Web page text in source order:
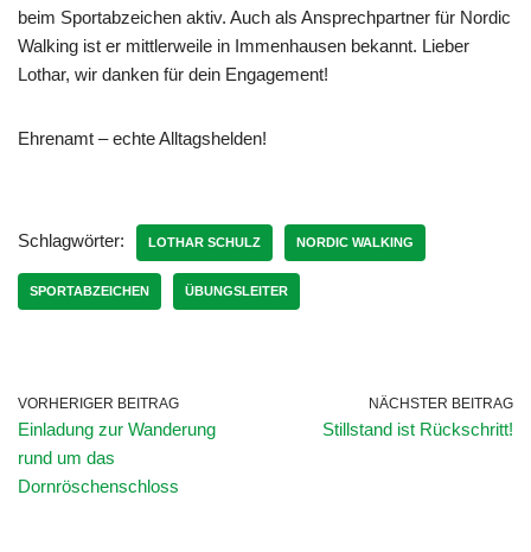
beim Sportabzeichen aktiv. Auch als Ansprechpartner für Nordic
Walking ist er mittlerweile in Immenhausen bekannt. Lieber
Lothar, wir danken für dein Engagement!
Ehrenamt – echte Alltagshelden!
Schlagwörter: LOTHAR SCHULZ NORDIC WALKING
SPORTABZEICHEN ÜBUNGSLEITER
VORHERIGER BEITRAG
Einladung zur Wanderung
rund um das
Dornröschenschloss
NÄCHSTER BEITRAG
Stillstand ist Rückschritt!